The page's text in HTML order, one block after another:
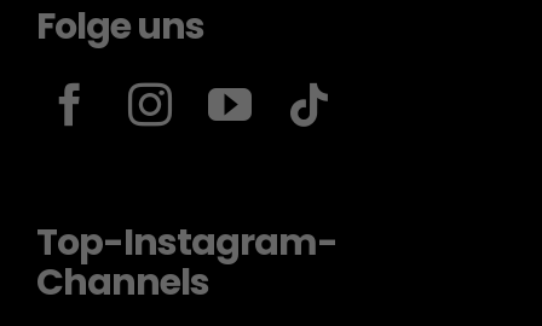
Folge uns
Top-Instagram-
Channels